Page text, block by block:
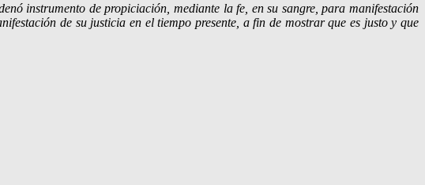
instrumento de propiciación, mediante la fe, en su sangre, para manifestación
de su justicia en el tiempo presente, a fin de mostrar que es justo y que